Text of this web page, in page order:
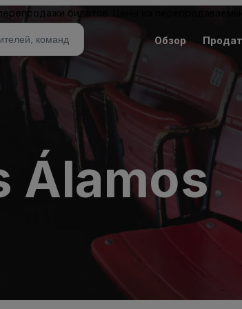
билетов. Цены на
Обзор
Álamos